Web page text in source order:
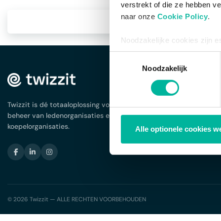
verstrekt of die ze hebben
naar onze Cookie Policy.
Noodzakelijke cookies zijn
bestaat enkel een
via de consent management
Noodzakelijk
Alle optionele cookies
Twizzit is dé totaaloplossing voor het
beheer van ledenorganisaties en
koepelorganisaties.
Ledenbeheer
Planning en agenda
Webshop omgeving
Inschrijvingen en
© 2026 Twizzit — ALLE RECHTEN VOORBEHOUDEN